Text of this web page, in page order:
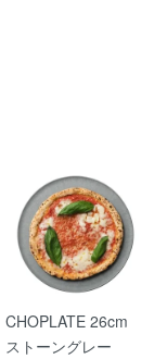
CHOPLATE 26cm
ストーングレー